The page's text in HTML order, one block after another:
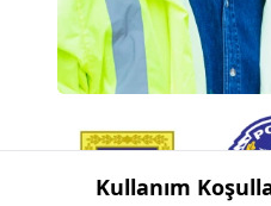
Kullanım